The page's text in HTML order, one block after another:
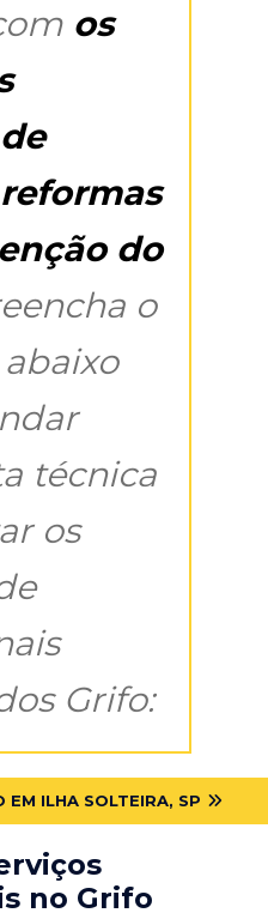
os
do
o
técnica
os
Grifo:
EM ILHA SOLTEIRA, SP
no Grifo